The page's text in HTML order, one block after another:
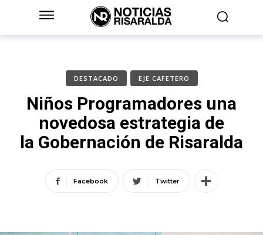
DESTACADO EJE CAFETERO
Niños Programadores una
novedosa estrategia de
la Gobernación de Risaralda
Facebook Twitter